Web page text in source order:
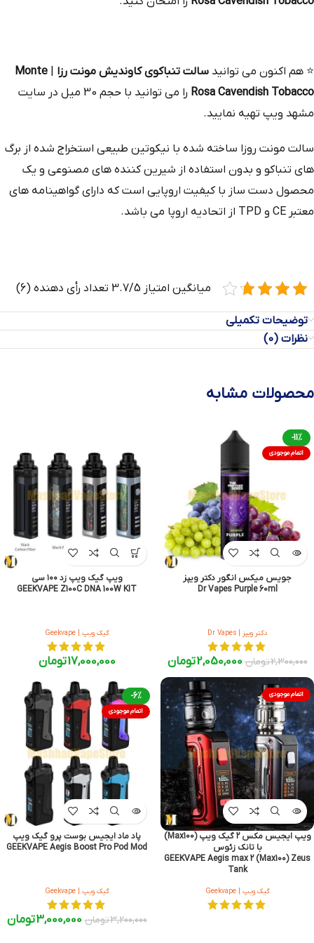
⭐ هم‌ اکنون می‌ توانید سالت تنباکوی کاوندیش مونت رزا
Monte
Rosa Cavendish Tobacco
را می توانید با حجم 30 میل در سایت
مشهد ویپ تهیه نمایید.
سالت مونت روزا ساخته شده با نیکوتین طبیعی استخراج‌ شده از برگ‌
های تنباکو و بدون استفاده از شیرین‌ کننده‌ های مصنوعی و یک
محصول دست‌ ساز با کیفیت اروپایی است که دارای گواهینامه‌ های
معتبر CE و TPD از اتحادیه اروپا می باشد.
میانگین امتیاز 3.7/5 تعداد رأی دهنده (6)
توضیحات تکمیلی
نظرات (0)
محصولات مشابه
-11%
اتمام موجودی
جویس میکس انگور دکتر ویپز
Dr Vapes Purple 60ml
دکتر ویپز | Dr Vapes
2,300,000تومان 2,050,000تومان
ویپ گیک ویپ زد ۱۰۰ سی
GEEKVAPE Z100C DNA 100W KIT
گیک ویپ | Geekvape
17,000,000تومان
اتمام موجودی
ویپ ایجیس مکس 2 گیک ویپ (Max100)
با تانک زئوس
GEEKVAPE Aegis max 2 (Max100) Zeus
Tank
گیک ویپ | Geekvape
-6%
اتمام موجودی
پاد ماد ایجیس بوست پرو گیک ویپ
GEEKVAPE Aegis Boost Pro Pod Mod
گیک ویپ | Geekvape
3,200,000تومان 3,000,000تومان